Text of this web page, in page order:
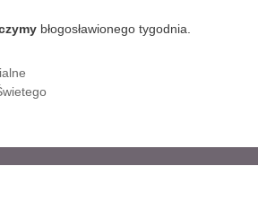
błogosławionego tygodnia.